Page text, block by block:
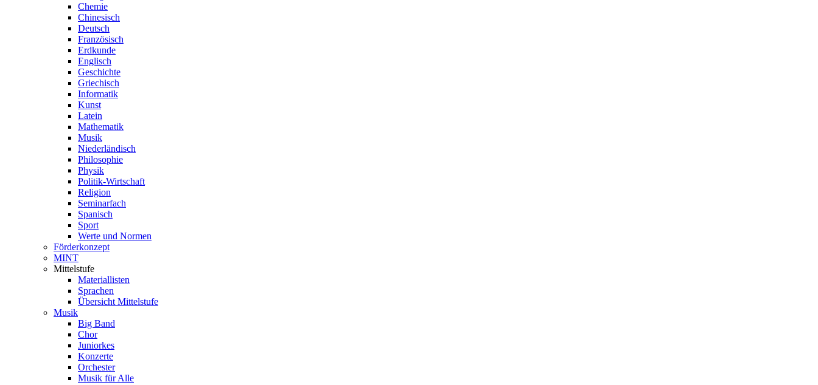
Chemie
Chinesisch
Deutsch
Französisch
Erdkunde
Englisch
Geschichte
Griechisch
Informatik
Kunst
Latein
Mathematik
Musik
Niederländisch
Philosophie
Physik
Politik-Wirtschaft
Religion
Seminarfach
Spanisch
Sport
Werte und Normen
Förderkonzept
MINT
Mittelstufe
Materiallisten
Sprachen
Übersicht Mittelstufe
Musik
Big Band
Chor
Juniorkes
Konzerte
Orchester
Musik für Alle